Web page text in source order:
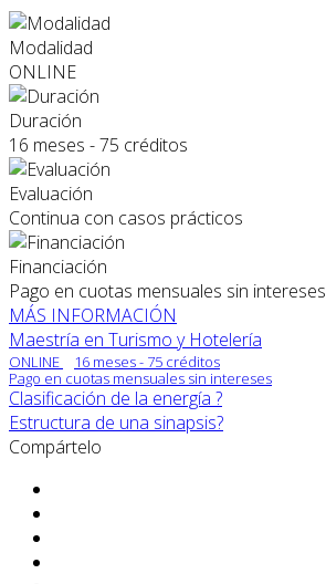
Modalidad
ONLINE
Duración
16 meses - 75 créditos
Evaluación
Continua con casos prácticos
Financiación
Pago en cuotas mensuales sin intereses
MÁS INFORMACIÓN
Maestría en Turismo y Hotelería
ONLINE
16 meses - 75 créditos
Pago en cuotas mensuales sin intereses
Clasificación de la energía ?
Estructura de una sinapsis?
Compártelo